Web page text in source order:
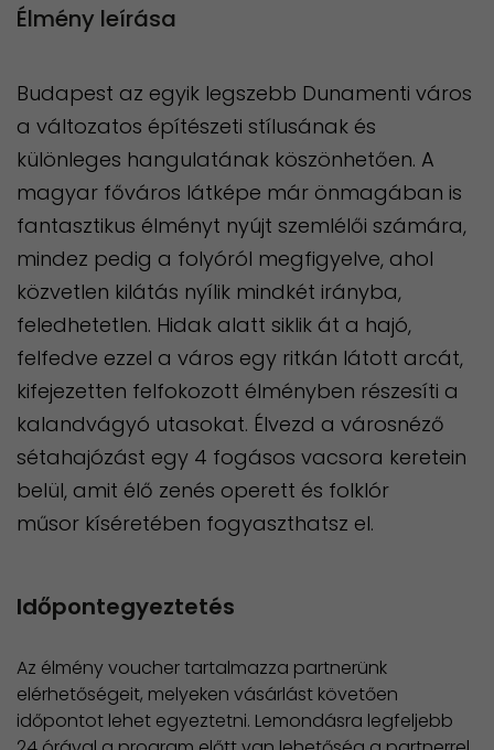
Élmény leírása
Budapest az egyik legszebb Dunamenti város
a változatos építészeti stílusának és
különleges hangulatának köszönhetően. A
magyar főváros látképe már önmagában is
fantasztikus élményt nyújt szemlélői számára,
mindez pedig a folyóról megfigyelve, ahol
közvetlen kilátás nyílik mindkét irányba,
feledhetetlen. Hidak alatt siklik át a hajó,
felfedve ezzel a város egy ritkán látott arcát,
kifejezetten felfokozott élményben részesíti a
kalandvágyó utasokat. Élvezd a városnéző
sétahajózást egy 4 fogásos vacsora keretein
belül, amit élő zenés operett és folklór
műsor kíséretében fogyaszthatsz el.
Időpontegyeztetés
Az élmény voucher tartalmazza partnerünk
elérhetőségeit, melyeken vásárlást követően
időpontot lehet egyeztetni. Lemondásra legfeljebb